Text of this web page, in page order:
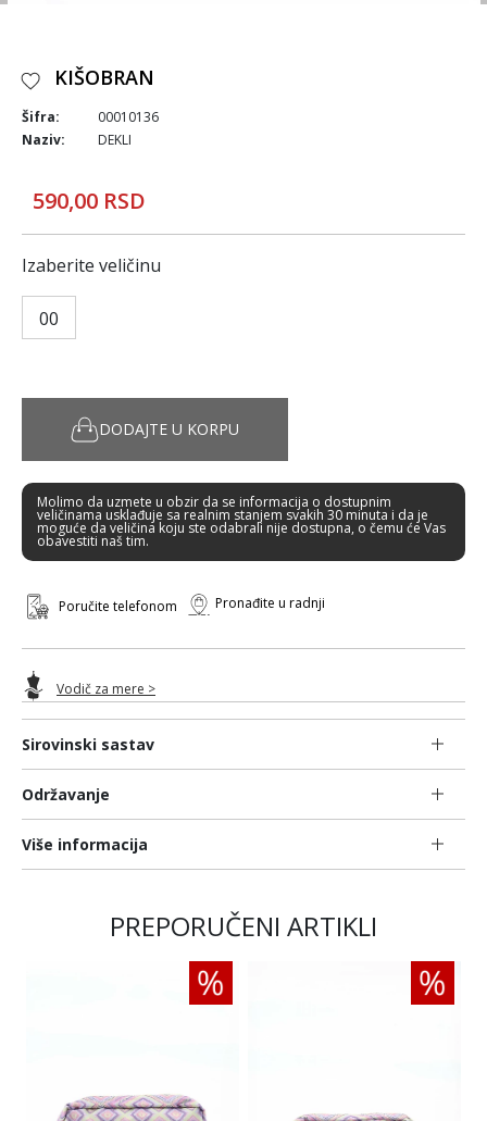
Sirovinski sastav
Održavanje
Više informacija
KIŠOBRAN
Šifra:
00010136
Naziv:
DEKLI
590,00 RSD
Izaberite veličinu
00
DODAJTE U KORPU
Molimo da uzmete u obzir da se informacija o dostupnim
veličinama usklađuje sa realnim stanjem svakih 30 minuta i da je
moguće da veličina koju ste odabrali nije dostupna, o čemu će Vas
obavestiti naš tim.
Poručite telefonom Pronađite u radnji
Vodič za mere >
PREPORUČENI ARTIKLI